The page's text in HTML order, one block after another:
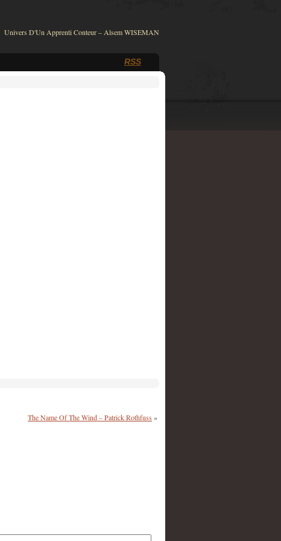
Univers D'Un Apprenti Conteur – Alsem WISEMAN
RSS
The Name Of The Wind – Patrick Rothfuss »